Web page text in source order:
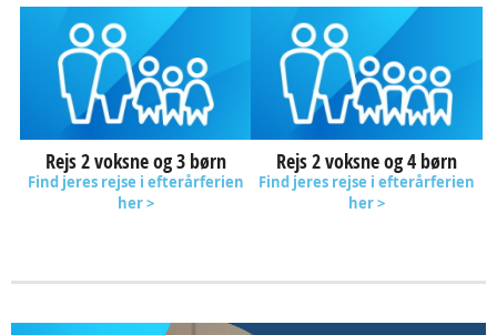
Rejs 2 voksne og 3 børn
Find jeres rejse i efterårferien
her >
Rejs 2 voksne og 4 børn
Find jeres rejse i efterårferien
her >